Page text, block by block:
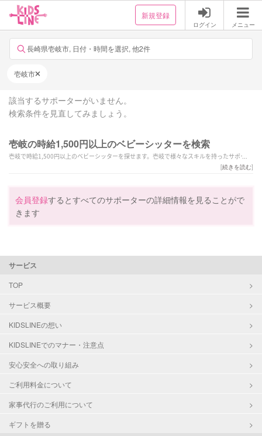
新規登録
ログイン メニュー
長崎県壱岐市, 日付・時間を選択, 他2件
壱岐市
該当するサポーターがいません。
検索条件を見直してみましょう。
壱岐の時給1,500円以上のベビーシッターを検索
壱岐で時給1,500円以上のベビーシッターを探せます。壱岐で様々なスキルを持ったサポータ
[続きを読む]
会員登録するとすべてのサポーターの詳細情報を見ることがで
きます
サービス
TOP
サービス概要
KIDSLINEの想い
KIDSLINEでのマナー・注意点
安心安全への取り組み
ご利用料金について
家事代行のご利用について
ギフトを贈る